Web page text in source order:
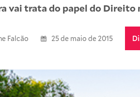
vai trata do papel do
Falcão 25 de maio de 2015